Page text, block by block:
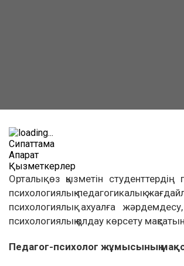
Сипаттама
Ақпарат
Қызметкерлер
Орталық өз қызметін
психологиялық-педагогикалық
психологиялық ахуалға
психологиялық қолдау көрсету
Педагог-психолог жұмысының